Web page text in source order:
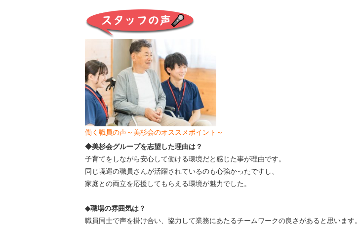
働く職員の声～美杉会のオススメポイント～
◆美杉会グループを志望した理由は？
子育てをしながら安心して働ける環境だと感じた事が理由です。
同じ境遇の職員さんが活躍されているのも心強かったですし、
家庭との両立を応援してもらえる環境が魅力でした。
◆職場の雰囲気は？
職員同士で声を掛け合い、協力して業務にあたるチームワークの良さがあると思います。